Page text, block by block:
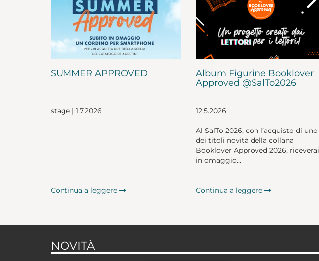
SUMMER APPROVED
stage | 1.7.2026
Continua a leggere
Album Figurine Booklover
Approved @SalTo2026
12.5.2026
Al SalTo 2026, con l’acquisto di uno
dei titoli novità della collana
Booklover Approved 2026, riceverai
in omaggio...
Continua a leggere
NOVITÀ